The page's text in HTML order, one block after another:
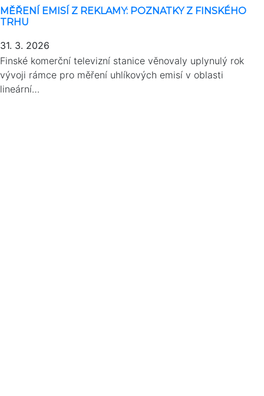
MĚŘENÍ EMISÍ Z REKLAMY: POZNATKY Z FINSKÉHO
TRHU
31. 3. 2026
Finské komerční televizní stanice věnovaly uplynulý rok
vývoji rámce pro měření uhlíkových emisí v oblasti
lineární…